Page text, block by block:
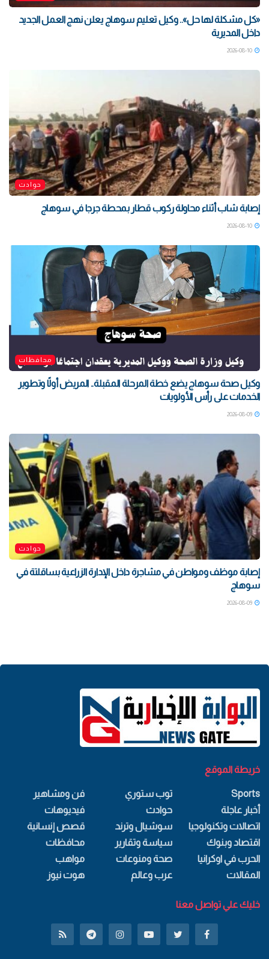
«كل مشكلة لها حل».. وكيل تعليم سوهاج يعلن نهج العمل الجديد
داخل المديرية
حوادث
إصابة شاب أثناء محاولة ركوب قطار بمحطة جرجا في سوهاج
محافظات
وكيل صحة سوهاج يضع خطة المرحلة المقبلة.. المريض أولًا وتطوير
الخدمات على رأس الأولويات
حوادث
إصابة موظف ومواطن في مشاجرة داخل الإدارة الزراعية بساقلتة في
سوهاج
خريطة الموقع
Sports
أخبار عاجلة
اتصالات وتكنولوجيا
اقتصاد وبنوك
الحرب في اوكرانيا
المقالات
توب ستوري
حوادث
سوشيال وترند
سياسة وتقارير
صحة ومنوعات
عرب وعالم
فن ومشاهير
فيديوهات
قصص إنسانية
محافظات
مواهب
هوت نيوز
خليك علي تواصل معنا